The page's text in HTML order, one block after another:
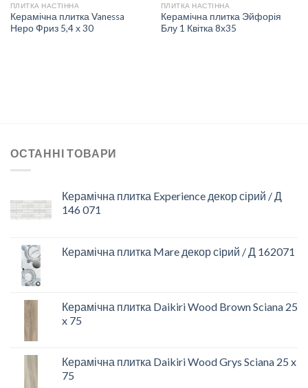
ПЛИТКА НАСТІННА
Керамічна плитка Vanessa
Неро Фриз 5,4 х 30
ПЛИТКА НАСТІННА
Керамічна плитка Эйфорія
Блу 1 Квітка 8х35
ОСТАННІ ТОВАРИ
Керамічна плитка Experience декор сірий / Д
146 071
Керамічна плитка Mare декор сiрий / Д 162071
Керамічна плитка Daikiri Wood Brown Sciana 25
x 75
Керамічна плитка Daikiri Wood Grys Sciana 25 x
75